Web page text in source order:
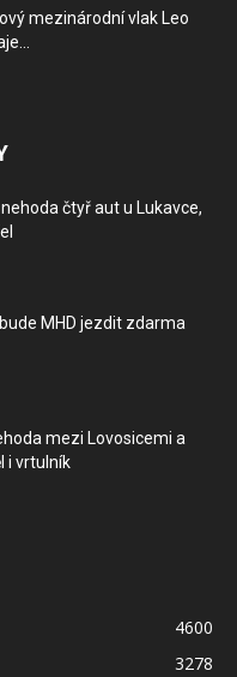
mezinárodní vlak Leo
čtyř aut u Lukavce,
MHD jezdit zdarma
mezi Lovosicemi a
i vrtulník
4600
3278